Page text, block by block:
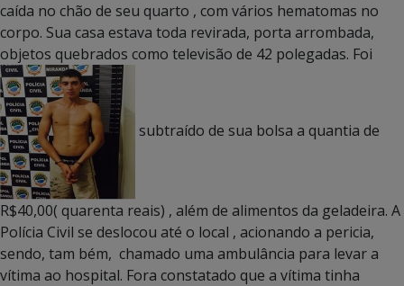
caída no chão de seu quarto , com vários hematomas no
corpo. Sua casa estava toda revirada, porta arrombada,
objetos quebrados como televisão de 42 polegadas. Foi
subtraído de sua bolsa a quantia de
R$40,00( quarenta reais) , além de alimentos da geladeira. A
Polícia Civil se deslocou até o local , acionando a pericia,
sendo, tam bém, chamado uma ambulância para levar a
vítima ao hospital. Fora constatado que a vítima tinha